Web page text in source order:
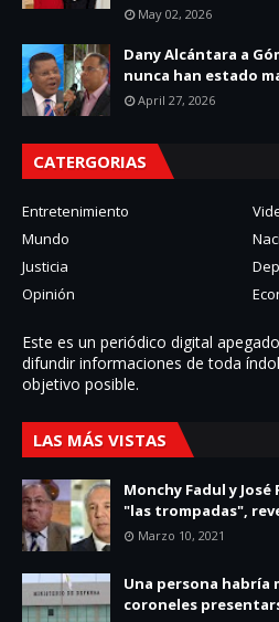
May 02, 2026
Dany Alcántara a
nunca han estado
April 27, 2026
CATERGORIAS
Entretenimiento
Mundo
Justicia
Opinión
Este es un periódico digital
difundir informaciones de toda
objetivo posible.
LAS MÁS VISTAS
Monchy Fadul y
"las trompadas",
Marzo 10, 2021
Una persona
coroneles